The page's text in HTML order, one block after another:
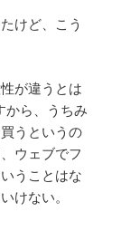
けど、こう
が違うとは
から、うちみ
うというの
ウェブでフ
うことはな
けない。